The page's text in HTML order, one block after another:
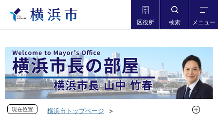
区役所 検索 メニュー
現在位置
横浜市トップページ
現在位